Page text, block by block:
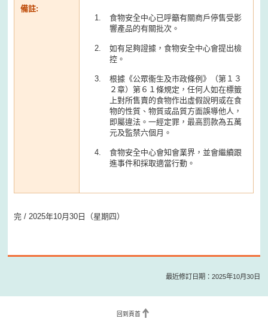
備註:
食物安全中心已呼籲有關商戶停售受影
響產品的有關批次。
如有足夠證據，食物安全中心會提出檢
控。
根據《公眾衞生及市政條例》（第１３
２章）第６１條規定，任何人如在標籤
上對所售賣的食物作出虛假說明或在食
物的性質、物質或品質方面誤導他人，
即屬違法。一經定罪，最高罰款為五萬
元及監禁六個月。
食物安全中心會知會業界，並會繼續跟
進事件和採取適當行動。
完 / 2025年10月30日（星期四）
最近修訂日期：2025年10月30日
回到頁首